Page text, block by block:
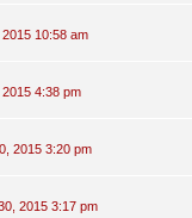
10:58 am
4:38 pm
2015 3:20 pm
2015 3:17 pm